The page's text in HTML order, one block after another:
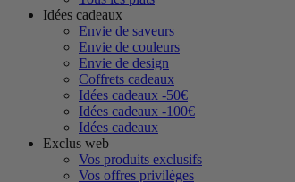
Idées cadeaux
Envie de saveurs
Envie de couleurs
Envie de design
Coffrets cadeaux
Idées cadeaux -50€
Idées cadeaux -100€
Idées cadeaux
Exclus web
Vos produits exclusifs
Vos offres privilèges